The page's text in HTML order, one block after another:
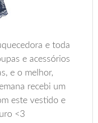
e toda
e acessórios
e o melhor,
recebi um
este vestido e
<3